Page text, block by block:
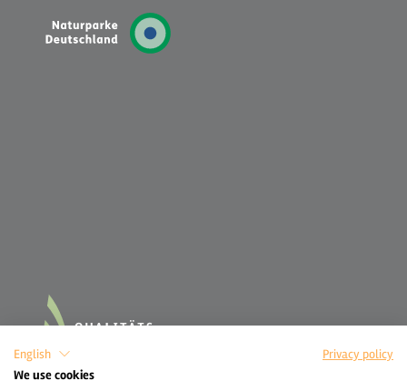
English
Privacy policy
We use cookies